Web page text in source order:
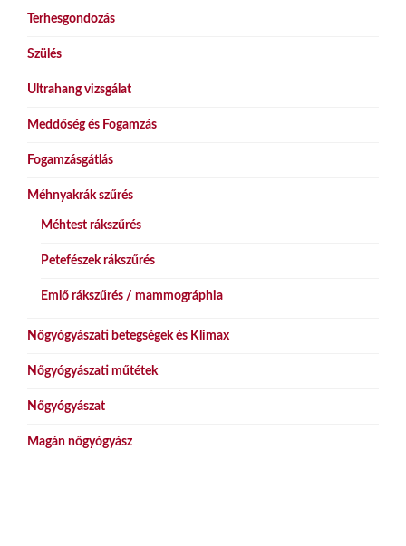
Terhesgondozás
Szülés
Ultrahang vizsgálat
Meddőség és Fogamzás
Fogamzásgátlás
Méhnyakrák szűrés
Méhtest rákszűrés
Petefészek rákszűrés
Emlő rákszűrés / mammográphia
Nőgyógyászati betegségek és Klimax
Nőgyógyászati műtétek
Nőgyógyászat
Magán nőgyógyász